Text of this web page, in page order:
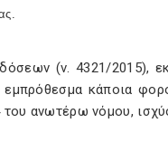
(ν. 4321/2015),
κάποια
ανωτέρω νόμου,